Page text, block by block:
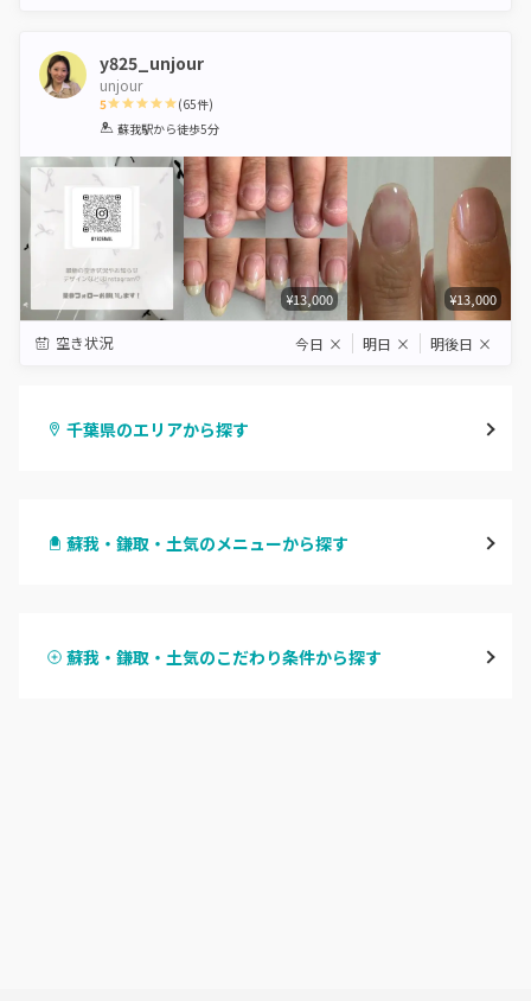
y825_unjour
unjour
5
1 2 3 4 5
(65件)
蘇我駅から徒歩5分
¥13,000 ¥13,000
空き状況 今日 × 明日 × 明後日 ×
千葉県のエリアから探す
柏・南柏
蘇我・鎌取・土気のメニューから探す
ハンドスカルプ
蘇我・鎌取・土気のこだわり条件から探す